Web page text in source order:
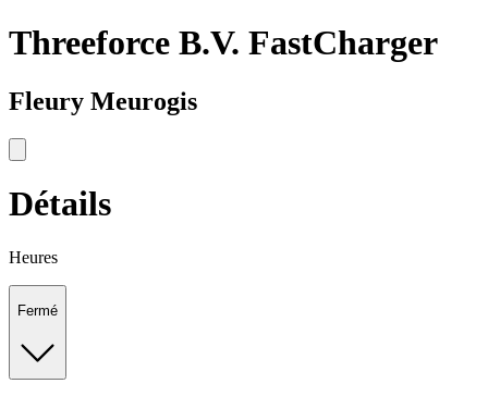
Threeforce B.V. FastCharger
Fleury Meurogis
Détails
Heures
Fermé